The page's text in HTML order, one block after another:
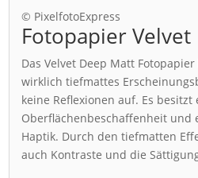
© PixelfotoExpress
Fotopapier
Das Velvet Deep Matt
wirklich tiefmattes
keine Reflexionen auf. Es
Oberflächenbeschaffenheit und
Haptik. Durch den tiefmatten
auch Kontraste und die